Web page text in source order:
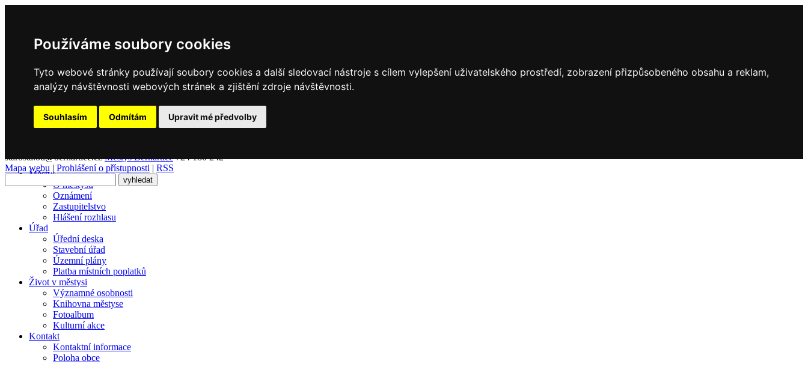
Používáme soubory cookies
Tyto webové stránky používají soubory cookies a další sledovací nástroje s cílem vylepšení uživatelského prostředí, zobrazení přizpůsobeného obsahu a reklam,
analýzy návštěvnosti webových stránek a zjištění zdroje návštěvnosti.
Souhlasím Odmítám Upravit mé předvolby
starosta.ou@bernartice.cz Městys Bernartice 724 180 242
Mapa webu | Prohlášení o přístupnosti | RSS
Městys
O městysu
Oznámení
Zastupitelstvo
Hlášení rozhlasu
Úřad
Úřední deska
Stavební úřad
Územní plány
Platba místních poplatků
Život v městysi
Významné osobnosti
Knihovna městyse
Fotoalbum
Kulturní akce
Kontakt
Kontaktní informace
Poloha obce